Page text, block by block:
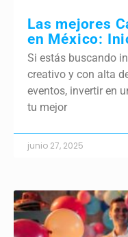
Las mejores
en México:
Si estás buscando
creativo y con alta
eventos, invertir en
tu mejor
junio 27, 2025